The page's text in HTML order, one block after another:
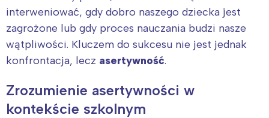
interweniować, gdy dobro naszego dziecka jest
zagrożone lub gdy proces nauczania budzi nasze
wątpliwości. Kluczem do sukcesu nie jest jednak
konfrontacja, lecz asertywność.
Zrozumienie asertywności w
kontekście szkolnym